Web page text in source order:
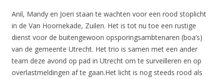
Anil, Mandy en Joeri staan te wachten voor een rood stoplicht
in de Van Hoornekade, Zuilen. Het is tot nu toe een rustige
dienst voor de buitengewoon opsporingsambtenaren (boa’s)
van de gemeente Utrecht. Het trio is samen met een ander
team deze avond op pad in Utrecht om te surveilleren en op
overlastmeldingen af te gaan.Het licht is nog steeds rood als